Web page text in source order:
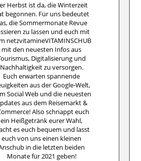
Herbst ist da, die Winterzeit
begonnen. Für uns bedeutet
die Sommermonate Revue
zu lassen und euch mit
netzvitamineVITAMINSCHUB
mit den neuesten Infos aus
Digitalisierung und
Nachhaltigkeit zu versorgen.
Euch erwarten spannende
aus der Google-Welt,
Social Web und die neuesten
aus dem Reisemarkt &
Also schnappt euch
ein Heißgetränk eurer Wahl,
es euch bequem und lasst
euch von uns einen kleinen
in die letzten beiden
Monate für 2021 geben!